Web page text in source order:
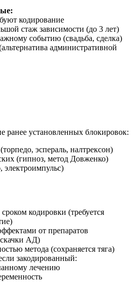
кодирование
стаж зависимости (до 3 лет)
событию (свадьба, сделка)
административной
ранее установленных блокировок:
эспераль, налтрексон)
(гипноз, метод Довженко)
электроимпульс)
кодировки (требуется
от препаратов
АД)
метода (сохраняется тяга)
закодированный:
лечению